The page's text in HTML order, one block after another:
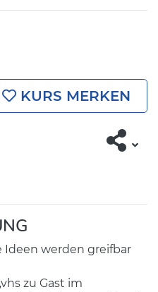
KURS MERKEN
Ideen werden greifbar
zu Gast im